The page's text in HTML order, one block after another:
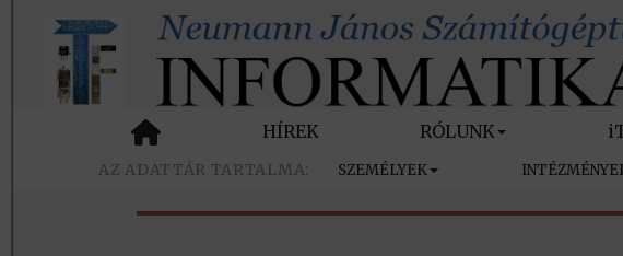
HÍREK RÓLUNK
SZEMÉLYEK